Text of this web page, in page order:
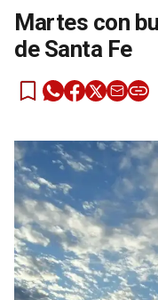
Martes con
de Santa Fe